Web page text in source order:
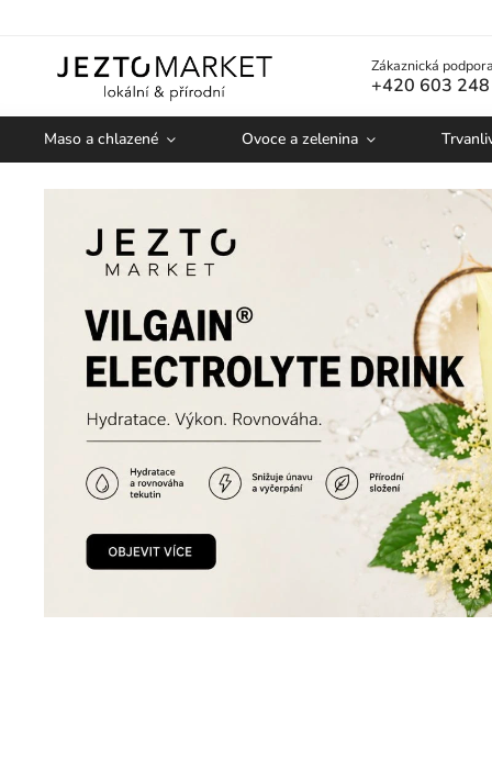
Zákaznická
+420 603
Maso a chlazené Ovoce a zelenina